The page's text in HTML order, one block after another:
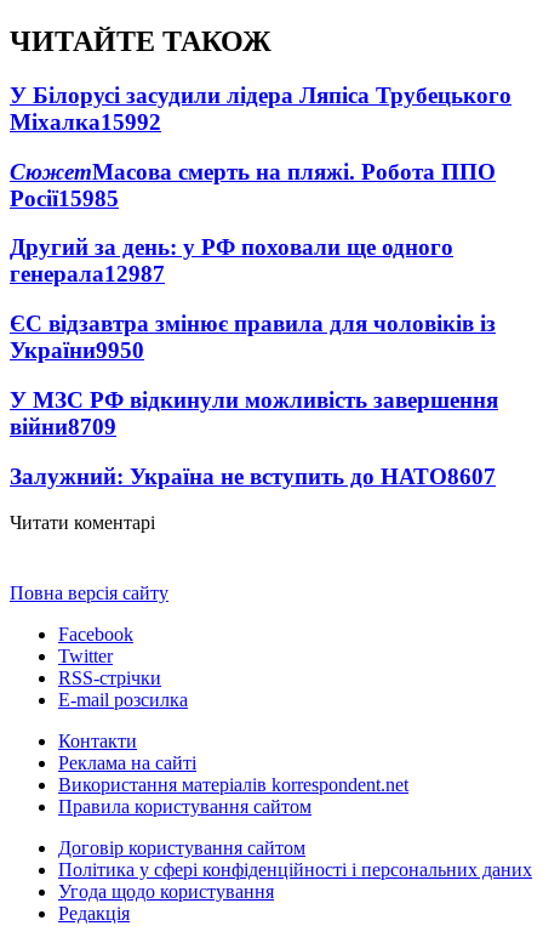
ЧИТАЙТЕ ТАКОЖ
У Білорусі засудили лідера Ляпіса Трубецького
Міхалка15992
СюжетМасова смерть на пляжі. Робота ППО
Росії15985
Другий за день: у РФ поховали ще одного
генерала12987
ЄС відзавтра змінює правила для чоловіків із
України9950
У МЗС РФ відкинули можливість завершення
війни8709
Залужний: Україна не вступить до НАТО8607
Читати коментарі
Повна версія сайту
Facebook
Twitter
RSS-стрічки
E-mail розсилка
Контакти
Реклама на сайті
Використання матеріалів korrespondent.net
Правила користування сайтом
Договір користування сайтом
Політика у сфері конфіденційності і персональних даних
Угода щодо користування
Редакція